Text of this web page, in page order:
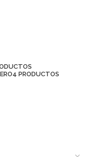
4 PRODUCTOS